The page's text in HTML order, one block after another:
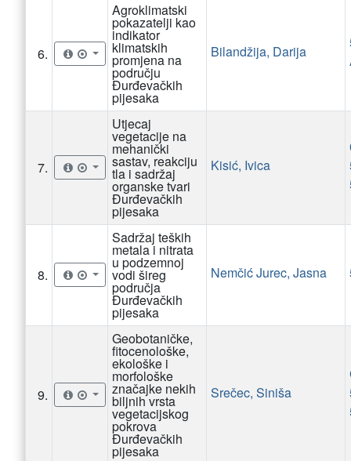
6.
Agroklimatski
pokazatelji kao
indikator
klimatskih
promjena na
području
Đurđevačkih
pijesaka
Bilandžija, Darija
7.
Utjecaj
vegetacije na
mehanički
sastav, reakciju
tla i sadržaj
organske tvari
Đurđevačkih
pijesaka
Kisić, Ivica
8.
Sadržaj teških
metala i nitrata
u podzemnoj
vodi šireg
područja
Đurđevačkih
pijesaka
Nemčić Jurec, Jasna
9.
Geobotaničke,
fitocenološke,
ekološke i
morfološke
značajke nekih
biljnih vrsta
vegetacijskog
pokrova
Đurđevačkih
pijesaka
Srečec, Siniša